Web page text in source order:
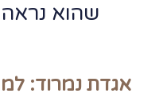
שהוא נראה
אגדת נמרוד: